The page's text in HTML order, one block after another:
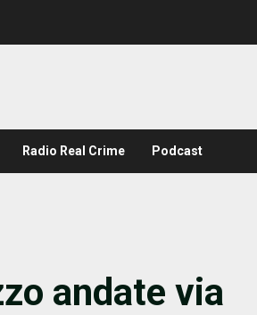
Radio Real Crime Podcast
andate via